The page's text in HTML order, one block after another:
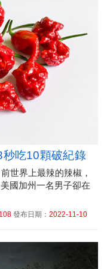
吃10顆破紀錄
世界上最辣的辣椒，
國加州一名男子卻在
108 發布日期： 2022-11-10